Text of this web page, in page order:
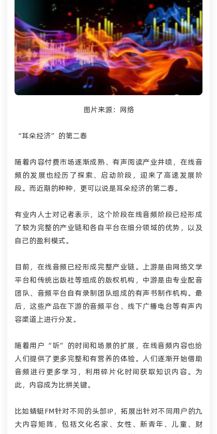
图片来源：网络
“耳朵经济”的第二春
随着内容付费市场逐渐成熟、有声阅读产业井喷，在线音
频的发展也经历了探索、启动阶段，迎来了高速发展阶
段。而近期的种种，更可以说是耳朵经济的第二春。
有业内人士对记者表示，这个阶段在线音频阶段已经形成
了较为完整的产业链和各自平台在细分领域的优势，以及
自己的盈利模式。
目前，在线音频已经形成完整产业链。上游是由网络文学
平台和传统出版社等组成的版权机构，中游是由专业配音
团队、音频平台自有录制团队组成的有声书制作机构。最
后，这些产品在下游的音频平台、线下广播电台等有声内
容渠道上进行分发。
随着用户“听”的时间和场景的扩展，在线音频内容也给
人们提供了更多完整和有营养的体验。人们逐渐开始借助
音频进行更多学习，利用碎片化时间获取知识内容。为
此，内容成为比拼关键。
比如蜻蜓FM针对不同的头部IP，拓展出针对不同用户的九
大内容矩阵，包括文化名家、女性、新青年、儿童、财